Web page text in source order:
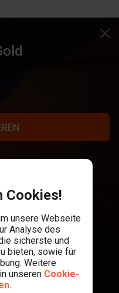
Cookies!
unsere Webseite
Analyse des
sicherste und
bieten, sowie für
Weitere
unseren Cookie-